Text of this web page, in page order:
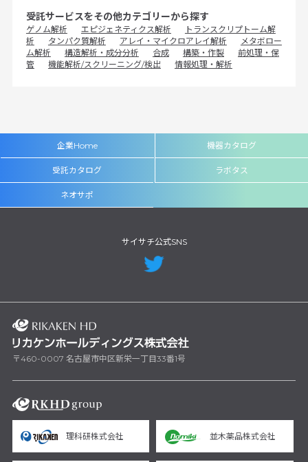
受託サービスをその他カテゴリーから探す
ゲノム解析 エピジェネティクス解析
トランスクリプトーム解
析
タンパク質解析 アレイ・マイクロアレイ解析
メタボロー
ム解析
構造解析・成分分析 合成 構築・作製
前処理・保
管
機能解析/スクリーニング/検出 情報処理・解析
企業Home 機器カタログ
受託カタログ ラボタス
ネオサポ
サイサチ公式SNS
〒460-0007 名古屋市中区新栄一丁目33番1号
理科研株式会社 並木薬品株式会社